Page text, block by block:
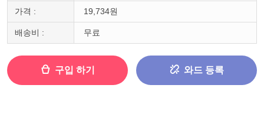
가격 : 19,734원
배송비 : 무료
구입 하기 와드 등록